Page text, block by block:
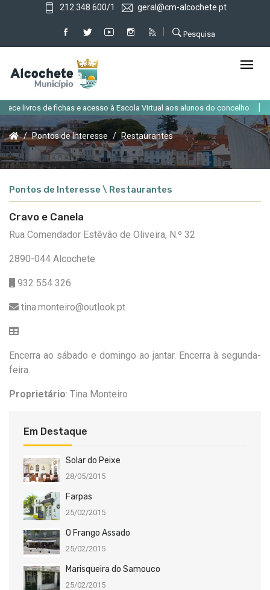
212 348 600/1 geral@cm-alcochete.pt
Pesquisa
livros de fichas e acesso à Escola Virtual aos alunos do concelho |
Pontos de Interesse Restaurantes
Pontos de Interesse \ Restaurantes
Cravo e Canela
Rua Comendador Estêvão de Oliveira, N.º 32
2890-044 Alcochete
932 554 326
tina.monteiro@outlook.pt
Encerra ao sábado e domingo ao jantar. Encerra à segunda-
feira.
Proprietário: Tina Monteiro
Em Destaque
Solar do Peixe
28/05/2015
Farpas
25/02/2015
O Frango Assado
25/02/2015
Marisqueira do Samouco
25/02/2015